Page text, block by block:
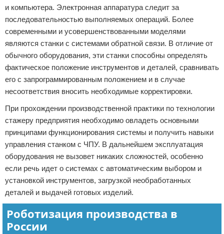
и компьютера. Электронная аппаратура следит за
последовательностью выполняемых операций. Более
современными и усовершенствованными моделями
являются станки с системами обратной связи. В отличие от
обычного оборудования, эти станки способны определять
фактическое положение инструментов и деталей, сравнивать
его с запрограммированным положением и в случае
несоответствия вносить необходимые корректировки.
При прохождении производственной практики по технологии
стажеру предприятия необходимо овладеть основными
принципами функционирования системы и получить навыки
управления станком с ЧПУ. В дальнейшем эксплуатация
оборудования не вызовет никаких сложностей, особенно
если речь идет о системах с автоматическим выбором и
установкой инструментов, загрузкой необработанных
деталей и выдачей готовых изделий.
Роботизация производства в
России